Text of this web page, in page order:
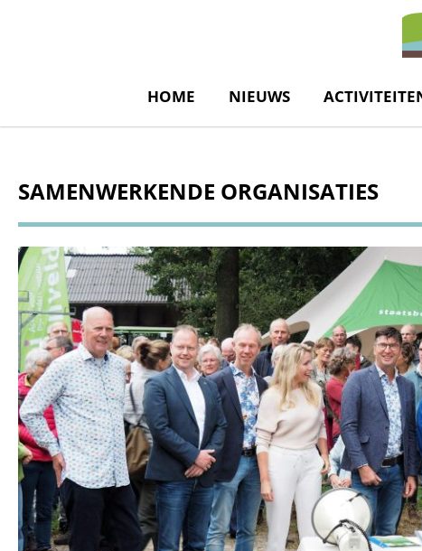
HOME NIEUWS
SAMENWERKENDE ORGANISATIES